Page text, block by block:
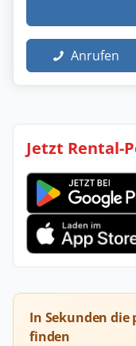
Anrufen
Jetzt Rental-
In Sekunden die
finden